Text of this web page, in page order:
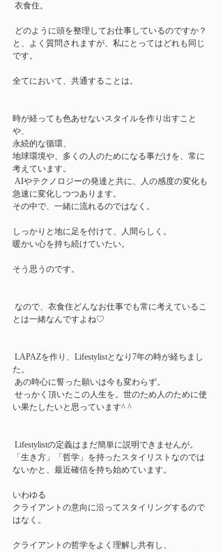
衣食住。
どのように頭を整理してお仕事しているのですか？
と、よく質問されますが、私にとってはどれも同じ
です。
全てにおいて、共通することは。
時が経っても色あせないスタイルを作り出すこと
や、
永続的な循環、
地球環境や、多くの人のためになる事だけを、常に
考えています。
AIやテクノロジーの発達と共に、人の感度の変化も
急速に変化しつつあります。
その中で、一緒に流れるのではなく。
しっかりと地に足を付けて、人間らしく。
暖かい心を持ち続けていたい。
そう思うのです。
なので、衣食住どんなお仕事でも常に考えているこ
とは一緒なんですよね♡
LAPAZを作り、Lifestylistとなり7年の時が経ちまし
た。
あの時心に誓った願いは今も変わらず。
せっかく頂いたこの人生を。世のため人のために使
い果たしたいと思っています^ ^
Lifestylistの定義はまだ簡単に説明できませんが。
「生き方」「哲学」を持ったスタイリストなのでは
ないかと、最近確信を持ち始めています。
いわゆる
クライアントの意向に沿ってスタイリングするので
はなく。
クライアントの哲学をよく理解し共有し、